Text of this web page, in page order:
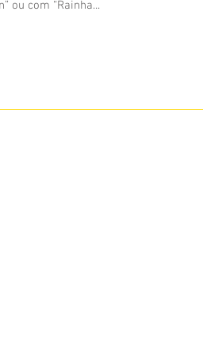
ou com “Rainha...